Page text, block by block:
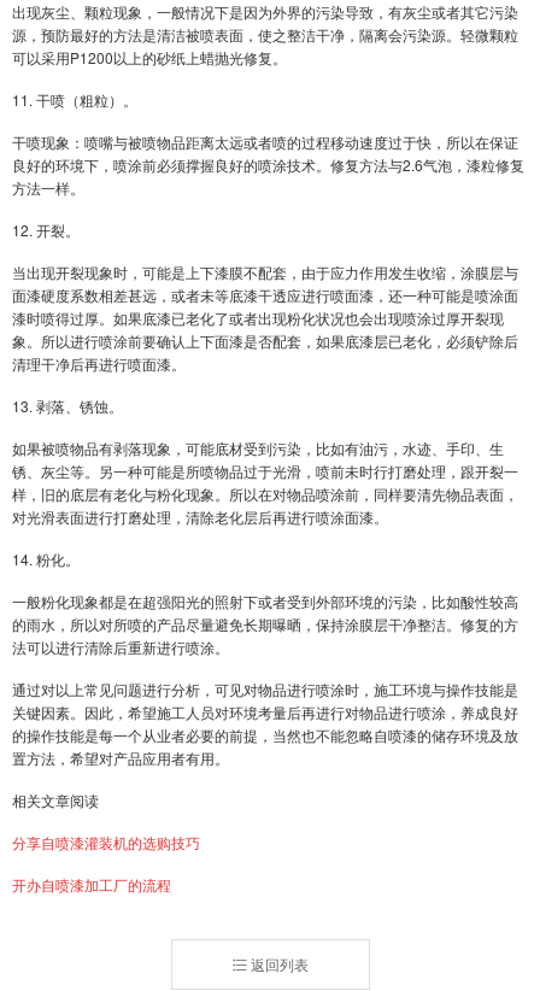
出现灰尘、颗粒现象，一般情况下是因为外界的污染导致，有灰尘或者其它污染
源，预防最好的方法是清洁被喷表面，使之整洁干净，隔离会污染源。轻微颗粒
可以采用P1200以上的砂纸上蜡抛光修复。
11. 干喷（粗粒）。
干喷现象：喷嘴与被喷物品距离太远或者喷的过程移动速度过于快，所以在保证
良好的环境下，喷涂前必须撑握良好的喷涂技术。修复方法与2.6气泡，漆粒修复
方法一样。
12. 开裂。
当出现开裂现象时，可能是上下漆膜不配套，由于应力作用发生收缩，涂膜层与
面漆硬度系数相差甚远，或者未等底漆干透应进行喷面漆，还一种可能是喷涂面
漆时喷得过厚。如果底漆已老化了或者出现粉化状况也会出现喷涂过厚开裂现
象。所以进行喷涂前要确认上下面漆是否配套，如果底漆层已老化，必须铲除后
清理干净后再进行喷面漆。
13. 剥落、锈蚀。
如果被喷物品有剥落现象，可能底材受到污染，比如有油污，水迹、手印、生
锈、灰尘等。另一种可能是所喷物品过于光滑，喷前未时行打磨处理，跟开裂一
样，旧的底层有老化与粉化现象。所以在对物品喷涂前，同样要清先物品表面，
对光滑表面进行打磨处理，清除老化层后再进行喷涂面漆。
14. 粉化。
一般粉化现象都是在超强阳光的照射下或者受到外部环境的污染，比如酸性较高
的雨水，所以对所喷的产品尽量避免长期曝晒，保持涂膜层干净整洁。修复的方
法可以进行清除后重新进行喷涂。
通过对以上常见问题进行分析，可见对物品进行喷涂时，施工环境与操作技能是
关键因素。因此，希望施工人员对环境考量后再进行对物品进行喷涂，养成良好
的操作技能是每一个从业者必要的前提，当然也不能忽略自喷漆的储存环境及放
置方法，希望对产品应用者有用。
相关文章阅读
分享自喷漆灌装机的选购技巧
开办自喷漆加工厂的流程
返回列表